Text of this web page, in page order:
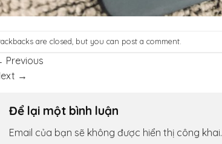
are closed, but you can post a comment
Previous
→
Để lại một bình luận
Email của bạn sẽ không được hiển thị công khai.